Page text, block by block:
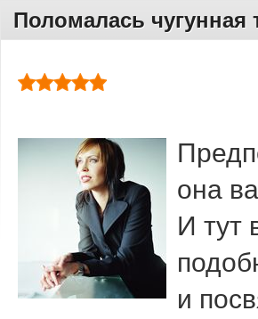
Поломалась чугунная
она
И тут
и